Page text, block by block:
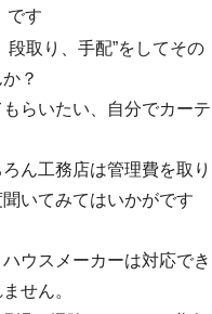
です
取り、手配”をしてその
？
らいたい、自分でカーテ
ん工務店は管理費を取り
いてみてはいかがです
ウスメーカーは対応でき
せん。